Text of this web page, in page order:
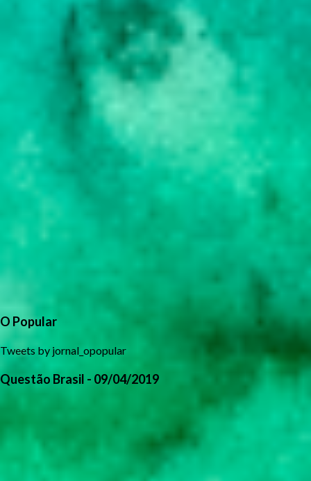
O Popular
Tweets by jornal_opopular
Questão Brasil - 09/04/2019